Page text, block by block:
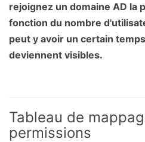
rejoignez un domaine AD la
fonction du nombre
peut y avoir un certain
deviennent visibles.
Tableau de
permissions